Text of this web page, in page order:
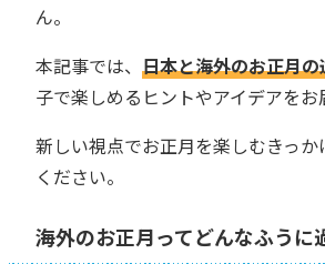
ん。
本記事では、 日本と海外のお正月の
子で楽しめるヒントやアイデアをお
新しい視点でお正月を楽しむきっか
ください。
海外のお正月ってどんなふうに